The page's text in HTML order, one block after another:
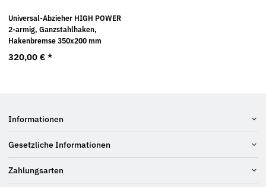
Universal-Abzieher HIGH POWER
2-armig, Ganzstahlhaken,
Hakenbremse 350x200 mm
320,00 € *
Informationen
Gesetzliche Informationen
Zahlungsarten